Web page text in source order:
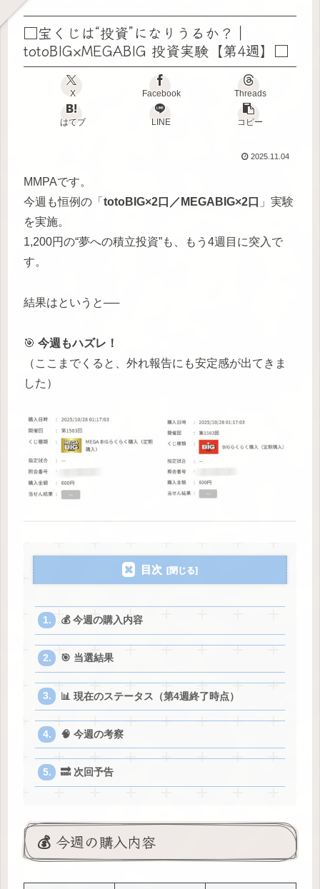
□宝くじは“投資”になりうるか？｜
totoBIG×MEGABIG 投資実験【第4週】□
X Facebook Threads
はてブ LINE コピー
2025.11.04
MMPAです。
今週も恒例の「 totoBIG×2口／MEGABIG×2口 」実験
を実施。
1,200円の“夢への積立投資”も、もう4週目に突入で
す。
結果はというと──
🎯 今週もハズレ！
（ここまでくると、外れ報告にも安定感が出てきま
した）
目次
💰 今週の購入内容
🎯 当選結果
📊 現在のステータス（第4週終了時点）
🧠 今週の考察
🔜 次回予告
💰 今週の購入内容